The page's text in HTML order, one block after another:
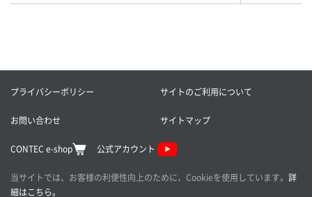
プライバシーポリシー サイトのご利用について
お問い合わせ サイトマップ
CONTEC e-shop 公式アカウント
当サイトでは、お客様の利便性向上のために、Cookieを使用しています。 詳
細はこちら。